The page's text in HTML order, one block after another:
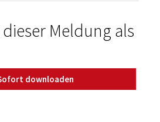
Meldung als
downloaden